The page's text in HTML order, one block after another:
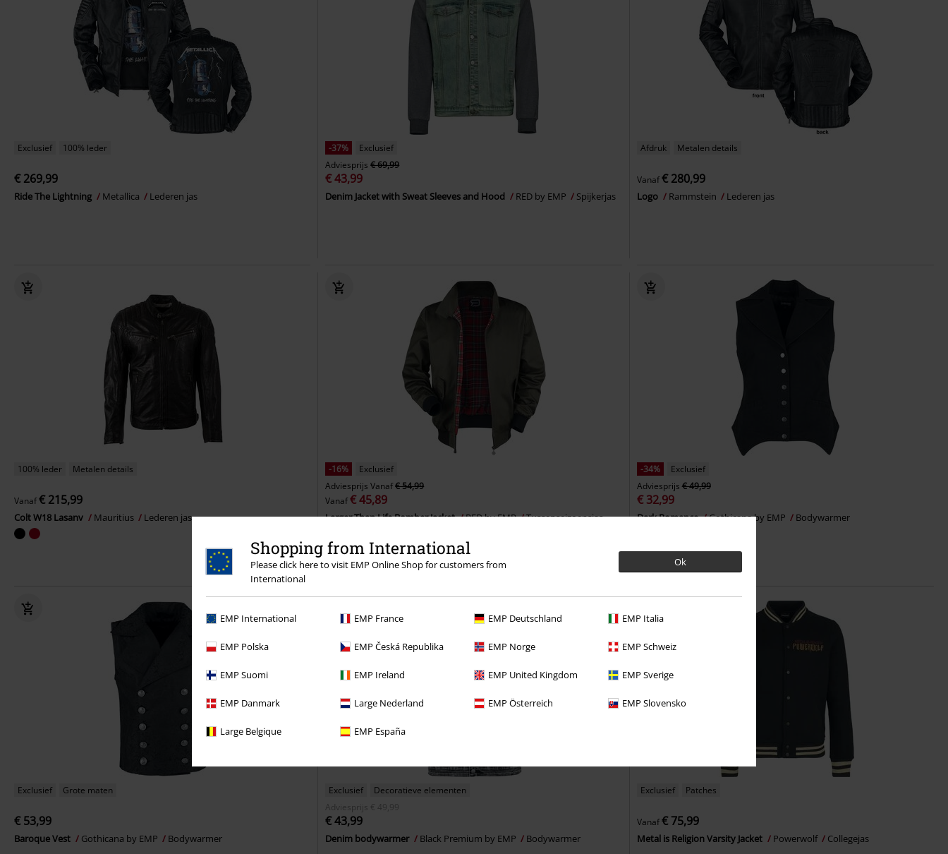
Shopping from International
Please click here to visit EMP Online Shop for customers from
International
Ok
EMP International EMP France EMP Deutschland EMP Italia
EMP Polska EMP Česká Republika EMP Norge EMP Schweiz
EMP Suomi EMP Ireland EMP United Kingdom EMP Sverige
EMP Danmark Large Nederland EMP Österreich EMP Slovensko
Large Belgique EMP España
Exclusief 100% leder
€ 269,99
Ride The Lightning Metallica Lederen jas
-37%
Exclusief
Adviesprijs € 69,99
€ 43,99
Denim Jacket with Sweat Sleeves and Hood RED by EMP Spijkerjas
Afdruk Metalen details
Vanaf€ 280,99
Logo Rammstein Lederen jas
100% leder Metalen details
Vanaf€ 215,99
Colt W18 Lasanv Mauritius Lederen jas
-16%
Exclusief
Adviesprijs Vanaf€ 54,99
Vanaf€ 45,89
Larger Than Life Bomber Jacket RED by EMP Tussenseizoensjas
-34%
Exclusief
Adviesprijs € 49,99
€ 32,99
Dark Romance Gothicana by EMP Bodywarmer
Exclusief Grote maten
€ 53,99
Baroque Vest Gothicana by EMP Bodywarmer
Exclusief
Decoratieve elementen
Adviesprijs
€ 49,99
€ 43,99
Denim bodywarmer Black Premium by EMP Bodywarmer
Exclusief Patches
Vanaf€ 75,99
Metal is Religion Varsity Jacket Powerwolf Collegejas